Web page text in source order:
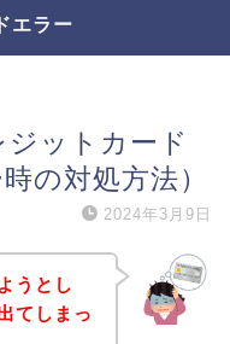
エラー
ットカード
の対処方法）
2024年3月9日
うとし
てしまっ